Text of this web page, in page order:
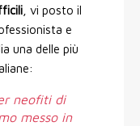
, vi posto il
e
una delle più
neofiti di
messo in